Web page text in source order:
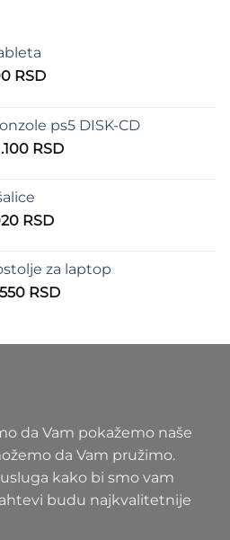
RSDRaspon
555 RSD
do
ps5 DISK-CD
RSDRaspon
RSDRaspon
935 RSD
do
za laptop
RSDRaspon
1.100 RSD
da Vam pokažemo naše
da Vam pružimo.
kako bi smo vam
budu najkvalitetnije